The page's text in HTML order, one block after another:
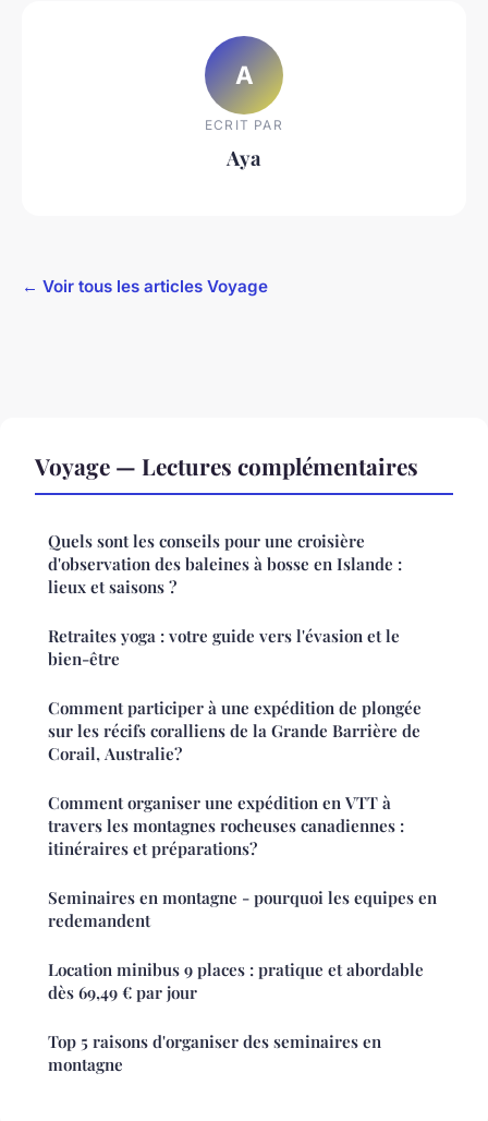
A
ECRIT PAR
Aya
← Voir tous les articles Voyage
Voyage — Lectures complémentaires
Quels sont les conseils pour une croisière
d'observation des baleines à bosse en Islande :
lieux et saisons ?
Retraites yoga : votre guide vers l'évasion et le
bien-être
Comment participer à une expédition de plongée
sur les récifs coralliens de la Grande Barrière de
Corail, Australie?
Comment organiser une expédition en VTT à
travers les montagnes rocheuses canadiennes :
itinéraires et préparations?
Seminaires en montagne - pourquoi les equipes en
redemandent
Location minibus 9 places : pratique et abordable
dès 69,49 € par jour
Top 5 raisons d'organiser des seminaires en
montagne